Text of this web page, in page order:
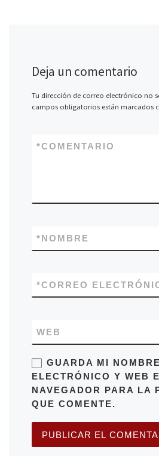
Deja un comentario
Tu dirección de correo electrónico no
campos obligatorios están marcados
COMENTARIO
*
NOMBRE
*
CORREO
*
WEB
GUARDA MI
ELECTRÓNICO Y WEB
NAVEGADOR PARA LA
QUE COMENTE.